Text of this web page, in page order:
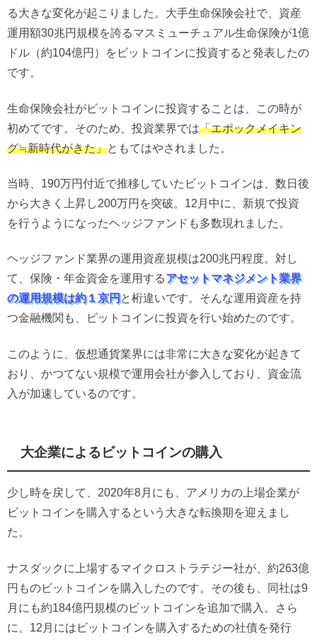
る大きな変化が起こりました。大手生命保険会社で、資産
運用額30兆円規模を誇るマスミューチュアル生命保険が1億
ドル（約104億円）をビットコインに投資すると発表したの
です。
生命保険会社がビットコインに投資することは、この時が
初めてです。そのため、投資業界では「エポックメイキン
グ≒新時代がきた」ともてはやされました。
当時、190万円付近で推移していたビットコインは、数日後
から大きく上昇し200万円を突破。12月中に、新規で投資
を行うようになったヘッジファンドも多数現れました。
ヘッジファンド業界の運用資産規模は200兆円程度。対し
て、保険・年金資金を運用するアセットマネジメント業界
の運用規模は約１京円と桁違いです。そんな運用資産を持
つ金融機関も、ビットコインに投資を行い始めたのです。
このように、仮想通貨業界には非常に大きな変化が起きて
おり、かつてない規模で運用会社が参入しており、資金流
入が加速しているのです。
大企業によるビットコインの購入
少し時を戻して、2020年8月にも、アメリカの上場企業が
ビットコインを購入するという大きな転換期を迎えまし
た。
ナスダックに上場するマイクロストラテジー社が、約263億
円ものビットコインを購入したのです。その後も、同社は9
月にも約184億円規模のビットコインを追加で購入。さら
に、12月にはビットコインを購入するための社債を発行